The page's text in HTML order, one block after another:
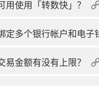
用使用「转数快」？
定多个银行帐户和电子
易金额有没有上限？